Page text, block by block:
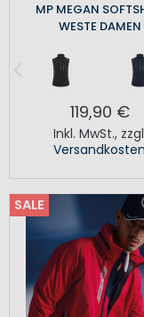
MP MEGAN
WESTE DAMEN
119,90 €
Inkl. MwSt.,
Versandkosten
SALE